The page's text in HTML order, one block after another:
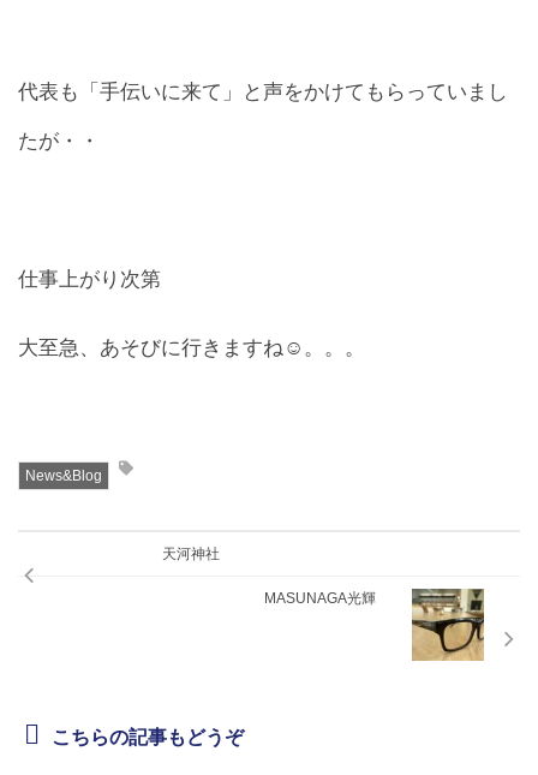
代表も「手伝いに来て」と声をかけてもらっていまし
たが・・
仕事上がり次第
大至急、あそびに行きますね☺。。。
News&Blog
天河神社
MASUNAGA光輝
こちらの記事もどうぞ